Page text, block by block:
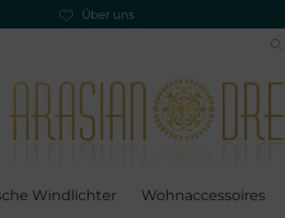
Über uns
Windlichter Wohnaccessoires